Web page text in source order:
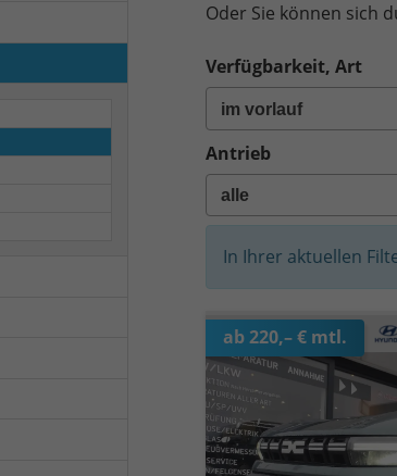
Oder Sie können sich
Verfügbarkeit, Art
Antrieb
In Ihrer aktuellen
ab 220,– € mtl.